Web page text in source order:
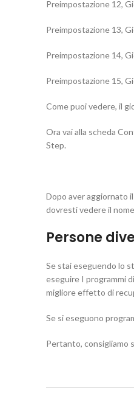
Preimpostazione 12,
Preimpostazione 13,
Preimpostazione 14,
Preimpostazione 15,
Come puoi vedere, il
Ora vai alla scheda
Step.
Dopo aver aggiornato
dovresti vedere il
Persone
Se stai eseguendo lo
eseguire I programmi
migliore effetto di
Se si eseguono
Pertanto, consigliamo